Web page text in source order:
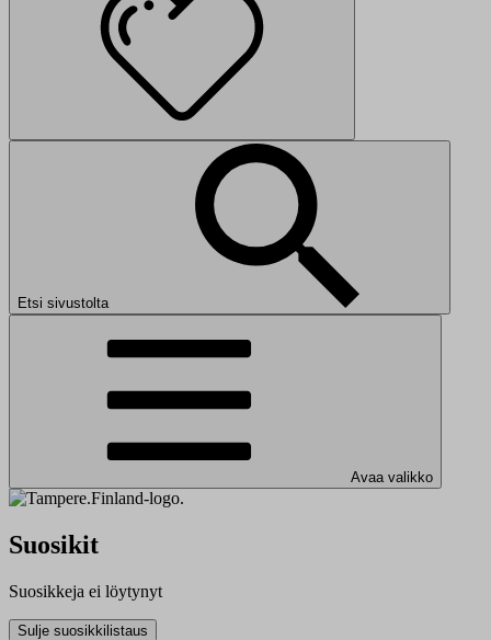
Etsi sivustolta
Avaa valikko
Suosikit
Suosikkeja ei löytynyt
Sulje suosikkilistaus